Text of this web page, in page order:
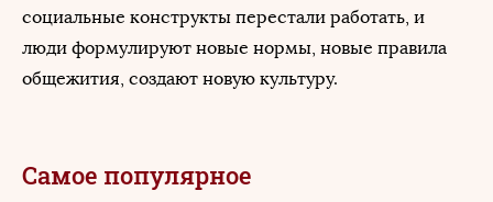
социальные конструкты перестали работать, и
люди формулируют новые нормы, новые правила
общежития, создают новую культуру.
Самое популярное